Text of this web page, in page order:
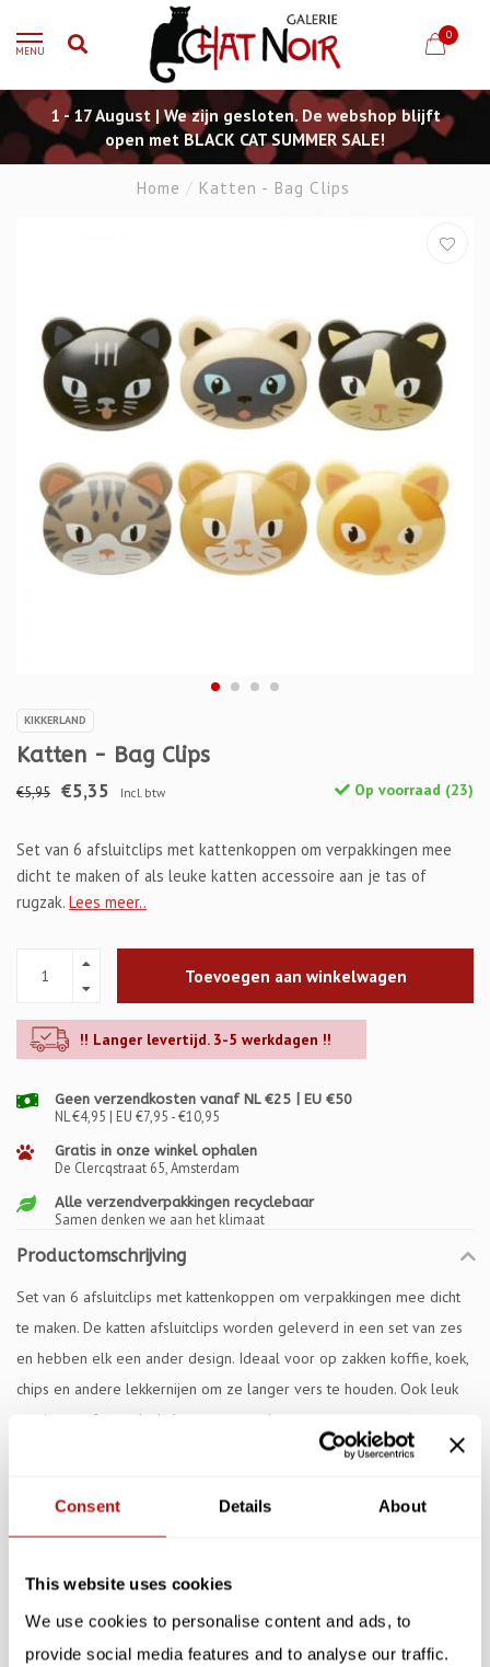
Consent Details About
This website uses cookies
We use cookies to personalise content and ads, to
provide social media features and to analyse our traffic.
MENU
0
1 - 17 August | We zijn gesloten. De webshop blijft
open met BLACK CAT SUMMER SALE!
Home / Katten - Bag Clips
KIKKERLAND
Katten - Bag Clips
€5,95 €5,35 Incl. btw Op voorraad (23)
Set van 6 afsluitclips met kattenkoppen om verpakkingen mee
dicht te maken of als leuke katten accessoire aan je tas of
rugzak. Lees meer..
Toevoegen aan winkelwagen
!! Langer levertijd. 3-5 werkdagen !!
Geen verzendkosten vanaf NL €25 | EU €50
NL €4,95 | EU €7,95 - €10,95
Gratis in onze winkel ophalen
De Clercqstraat 65, Amsterdam
Alle verzendverpakkingen recyclebaar
Samen denken we aan het klimaat
Productomschrijving
Set van 6 afsluitclips met kattenkoppen om verpakkingen mee dicht
te maken. De katten afsluitclips worden geleverd in een set van zes
en hebben elk een ander design. Ideaal voor op zakken koffie, koek,
chips en andere lekkernijen om ze langer vers te houden. Ook leuk
aan je tas of rugzak als katten accessoire.
Reviews
Gerelateerde producten
SALE -10% SALE -10%